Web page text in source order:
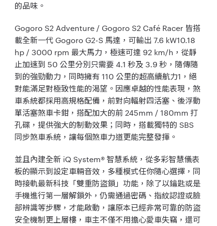
的品味。
Gogoro S2 Adventure / Gogoro S2 Café Racer 皆搭
載全新一代 Gogoro G2-S 馬達，可輸出 7.6 kW10.18
hp / 3000 rpm 最大馬力，極速可達 92 km/h，從靜
止加速到 50 公里分別只需要 4.1 秒及 3.9 秒，隨傳隨
到的強勁動力，同時擁有 110 公里的超高續航力1，絕
對能滿足對極致性能的渴望。因應卓越的性能表現，煞
車系統都採用高規格配備，前對向輻射四活塞、後浮動
單活塞煞車卡鉗，搭配加大的前 245mm / 180mm 打
孔碟，提供強大的制動效果；同時，搭載獨特的 SBS
同步煞車系統，讓每個煞車力道更能完整發揮。
並且內建全新 iQ System® 智慧系統，從多彩智慧儀表
板的顯示到設定車輛音效，多種模式任你隨心選擇，同
時接軌最新科技「雙重防盜鎖」功能，除了以鑰匙或是
手機進行第一層解鎖外，仍需通過密碼、指紋認證或臉
部辨識等步驟，才能啟動，讓原本已經非常可靠的防盜
安全機制更上層樓，車主不僅不用擔心愛車失竊，還可